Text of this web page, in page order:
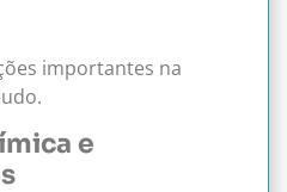
importantes na
e